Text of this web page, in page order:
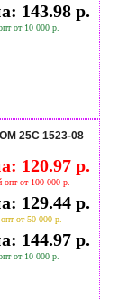
143.98 р.
от 10 000 р.
25С 1523-08
120.97 р.
опт от 100 000 р.
129.44 р.
от 50 000 р.
144.97 р.
от 10 000 р.